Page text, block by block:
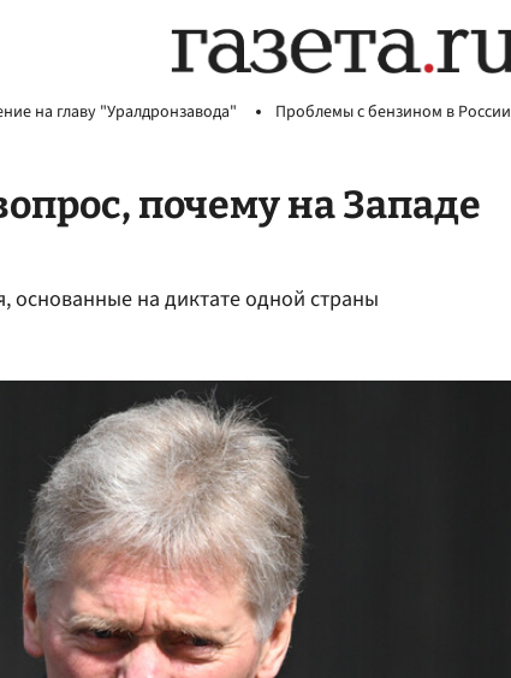
на главу "Уралдронзавода" Проблемы с бензином в России
почему на Западе
на диктате одной страны